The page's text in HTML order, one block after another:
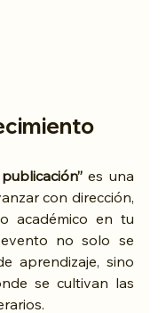
es una
con dirección,
académico en tu
no solo se
aprendizaje, sino
se cultivan las